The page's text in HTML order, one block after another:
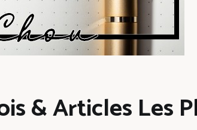
& Articles Les